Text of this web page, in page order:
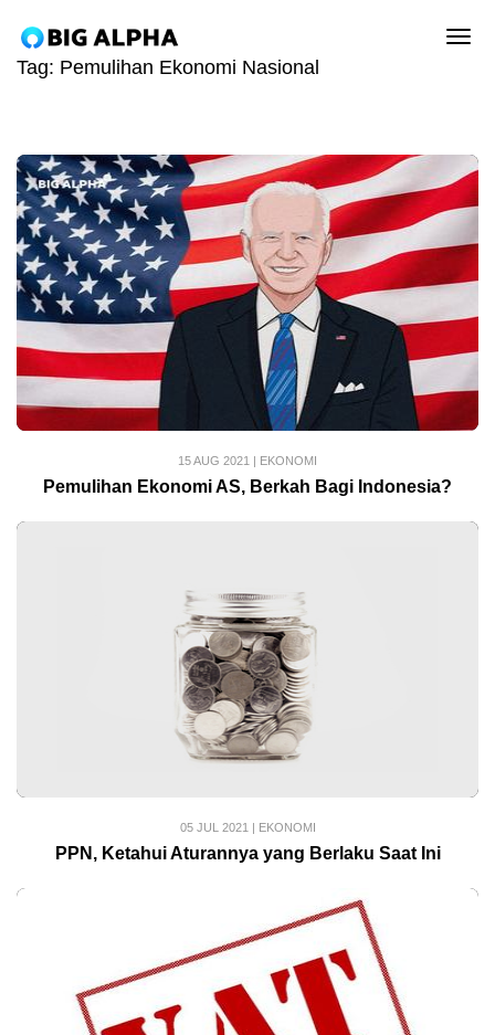
Tag: Pemulihan Ekonomi Nasional
15 AUG 2021 | EKONOMI
Pemulihan Ekonomi AS, Berkah Bagi Indonesia?
05 JUL 2021 | EKONOMI
PPN, Ketahui Aturannya yang Berlaku Saat Ini